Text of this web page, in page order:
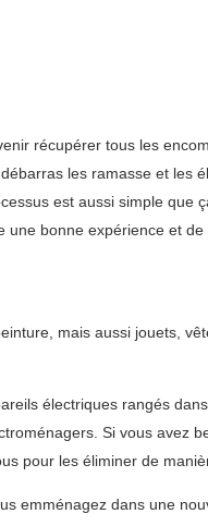
récupérer tous les
les ramasse et les
est aussi simple que
bonne expérience et de
mais aussi jouets,
électriques rangés
Si vous avez
pour les éliminer de
emménagez dans une